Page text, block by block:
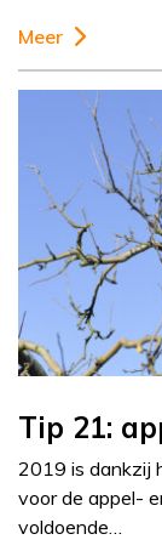
Meer
Tip 21:
2019 is dankzij
voor de appel-
voldoende…